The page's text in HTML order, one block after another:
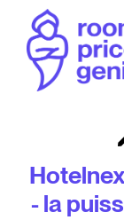
- la